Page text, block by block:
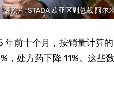
張照片: STADA 欧亚区副总裁 阿尔
前十个月，按销量计算
，处方药下降 11%。这些